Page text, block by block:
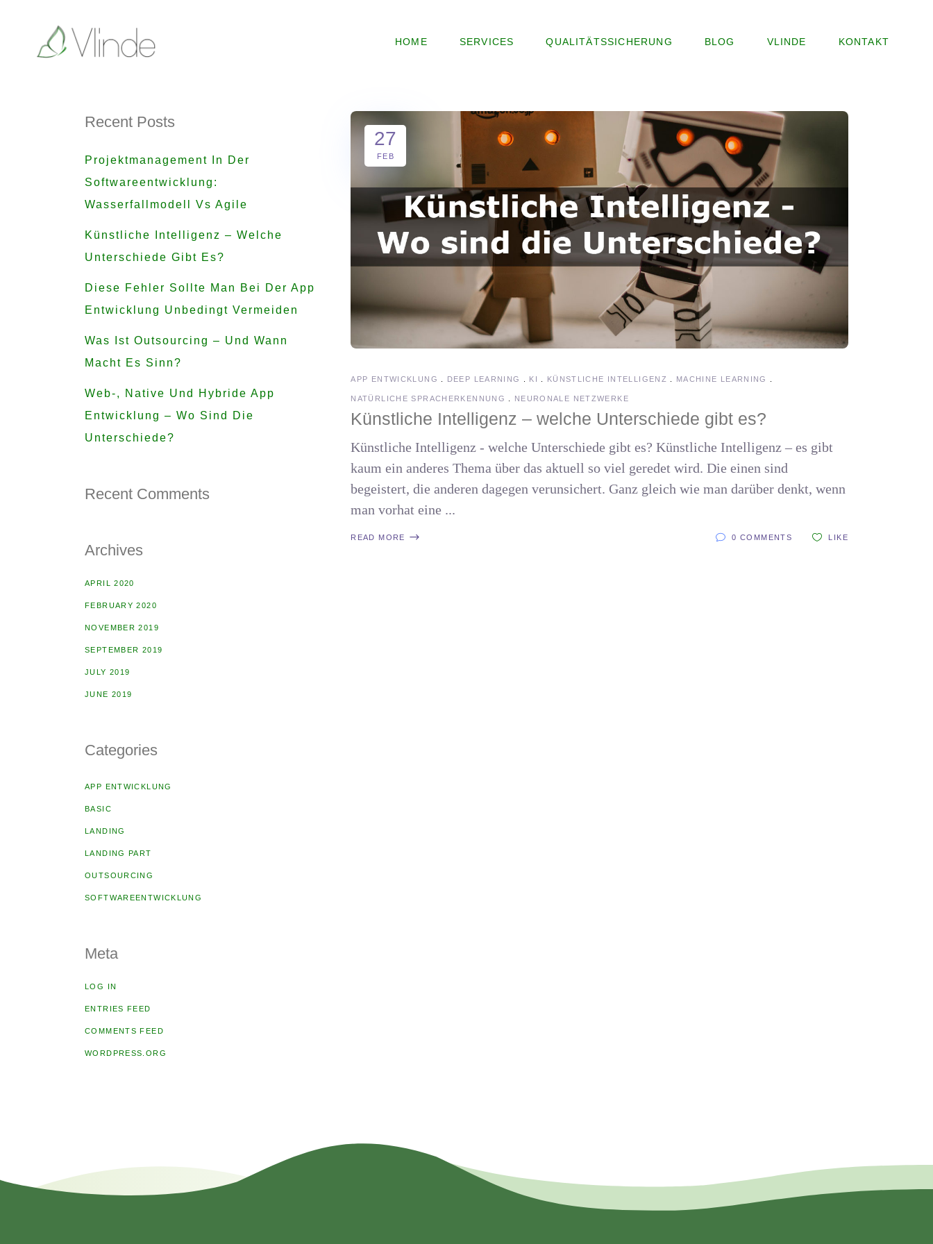
HOME SERVICES QUALITÄTSSICHERUNG BLOG VLINDE KONTAKT
27
FEB
APP ENTWICKLUNG DEEP LEARNING KI KÜNSTLICHE INTELLIGENZ MACHINE LEARNING
NATÜRLICHE SPRACHERKENNUNG NEURONALE NETZWERKE
Künstliche Intelligenz – welche Unterschiede gibt es?
Künstliche Intelligenz - welche Unterschiede gibt es? Künstliche Intelligenz – es gibt
kaum ein anderes Thema über das aktuell so viel geredet wird. Die einen sind
begeistert, die anderen dagegen verunsichert. Ganz gleich wie man darüber denkt, wenn
man vorhat eine
READ MORE 0 COMMENTS LIKE
Recent Posts
Projektmanagement In Der
Softwareentwicklung:
Wasserfallmodell Vs Agile
Künstliche Intelligenz – Welche
Unterschiede Gibt Es?
Diese Fehler Sollte Man Bei Der App
Entwicklung Unbedingt Vermeiden
Was Ist Outsourcing – Und Wann
Macht Es Sinn?
Web-, Native Und Hybride App
Entwicklung – Wo Sind Die
Unterschiede?
Recent Comments
Archives
APRIL 2020
FEBRUARY 2020
NOVEMBER 2019
SEPTEMBER 2019
JULY 2019
JUNE 2019
Categories
APP ENTWICKLUNG
BASIC
LANDING
LANDING PART
OUTSOURCING
SOFTWAREENTWICKLUNG
Meta
LOG IN
ENTRIES FEED
COMMENTS FEED
WORDPRESS.ORG